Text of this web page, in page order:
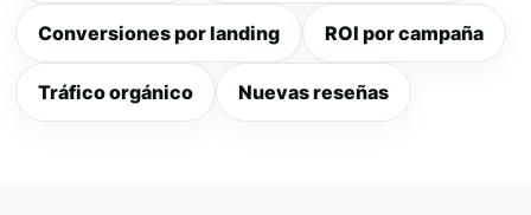
Conversiones por landing ROI por campaña
Tráfico orgánico Nuevas reseñas